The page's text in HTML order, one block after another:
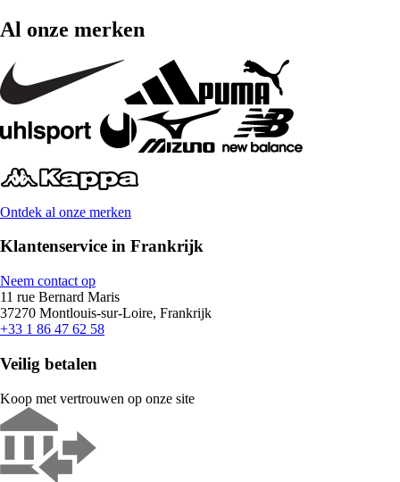
Al onze merken
Ontdek al onze merken
Klantenservice in Frankrijk
Neem contact op
11 rue Bernard Maris
37270 Montlouis-sur-Loire, Frankrijk
+33 1 86 47 62 58
Veilig betalen
Koop met vertrouwen op onze site